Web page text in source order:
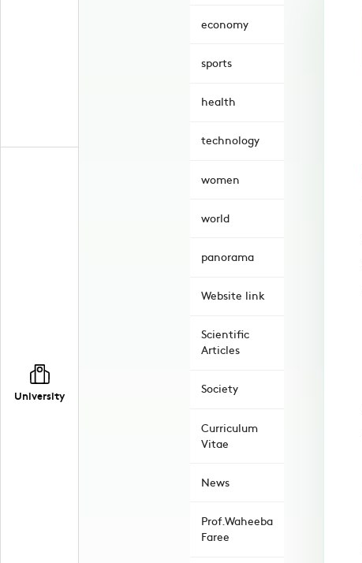
University
economy
sports
health
technology
women
world
panorama
Website link
Scientific
Articles
Society
Curriculum
Vitae
News
Prof.Waheeba
Faree